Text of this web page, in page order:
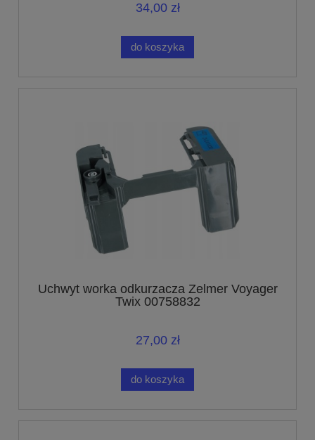
34,00 zł
do koszyka
Uchwyt worka odkurzacza Zelmer Voyager
Twix 00758832
27,00 zł
do koszyka